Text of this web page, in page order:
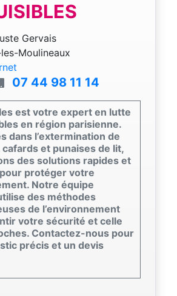
Gervais
Moulineaux
07 44 98 11 14
est votre expert en lutte
en région parisienne.
dans l’extermination de
et punaises de lit,
des solutions rapides et
protéger votre
Notre équipe
des méthodes
de l’environnement
votre sécurité et celle
Contactez-nous pour
précis et un devis